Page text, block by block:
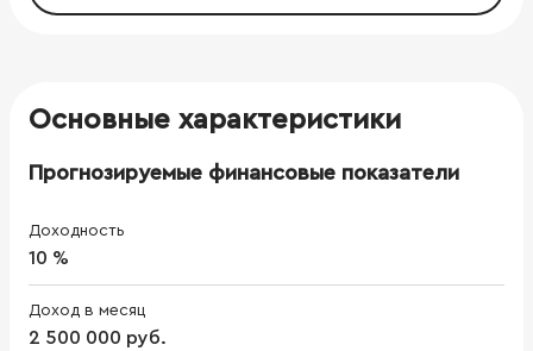
Основные характеристики
Прогнозируемые финансовые показатели
Доходность
10 %
Доход в месяц
2 500 000 руб.